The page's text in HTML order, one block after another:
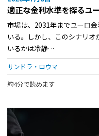
適正な金利水準を探るユ
市場は、2031年までユーロ
いる。しかし、このシナリオ
いるかは冷静…
サンドラ・ロウマ
約4分で読めます